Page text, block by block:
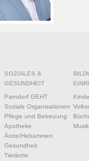
SOZIALES &
GESUNDHEIT
Parndorf GEHT
Soziale Organisationen
Pflege und Betreuung
Apotheke
Ärzte/Hebammen
Gesundheit
Tierärzte